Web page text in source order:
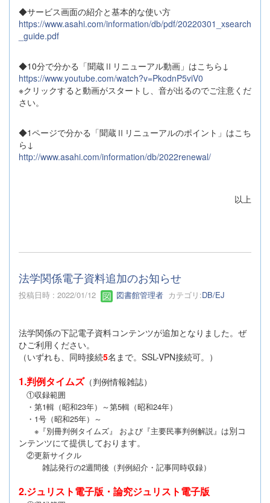
◆サービス画面の紹介と基本的な使い方
https://www.asahi.com/information/db/pdf/20220301_xsearch
_guide.pdf
◆10分で分かる「聞蔵Ⅱリニューアル動画」はこちら↓
https://www.youtube.com/watch?v=PkodnP5viV0
※クリックすると動画がスタートし、音が出るのでご注意くだ
さい。
◆1ページで分かる「聞蔵Ⅱリニューアルのポイント」はこち
ら↓
http://www.asahi.com/information/db/2022renewal/
以上
法学関係電子資料追加のお知らせ
投稿日時 : 2022/01/12 図書館管理者 カテゴリ:DB/EJ
法学関係の下記電子資料コンテンツが追加となりました。ぜ
ひご利用ください。
（いずれも、同時接続5名まで。SSL-VPN接続可。）
1.判例タイムズ（判例情報雑誌）
①収録範囲
・第1輯（昭和23年）～第5輯（昭和24年）
・1号（昭和25年）～
※『別冊判例タイムズ』 および『主要民事判例解説』は別コ
ンテンツにて提供しております。
②更新サイクル
雑誌発行の2週間後（判例紹介・記事同時収録）
2.ジュリスト電子版・論究ジュリスト電子版